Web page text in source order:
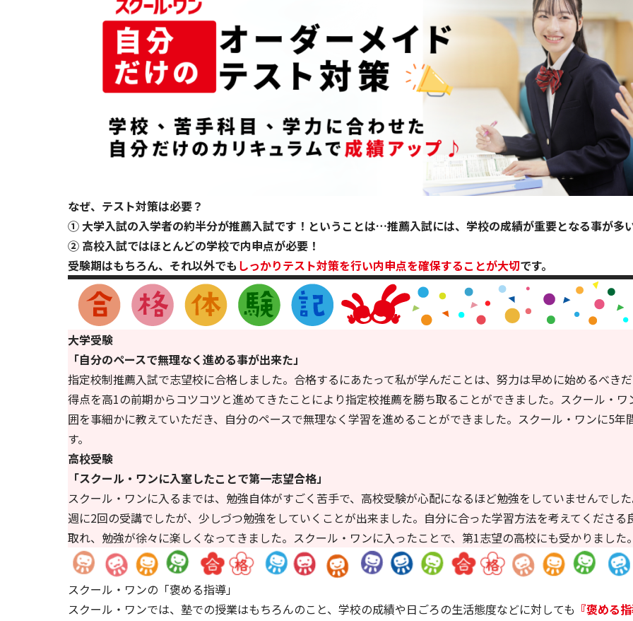
なぜ、テスト対策は必要？
① 大学入試の入学者の約半分が推薦入試です！ということは…推薦入試には、学校の成績が重要となる事が多
② 高校入試ではほとんどの学校で内申点が必要！
受験期はもちろん、それ以外でもしっかりテスト対策を行い内申点を確保することが大切です。
大学受験
「自分のペースで無理なく進める事が出来た」
指定校制推薦入試で志望校に合格しました。合格するにあたって私が学んだことは、努力は早めに始めるべき
得点を高1の前期からコツコツと進めてきたことにより指定校推薦を勝ち取ることができました。スクール・
囲を事細かに教えていただき、自分のペースで無理なく学習を進めることができました。スクール・ワンに5
す。
高校受験
「スクール・ワンに入室したことで第一志望合格」
スクール・ワンに入るまでは、勉強自体がすごく苦手で、高校受験が心配になるほど勉強をしていませんでし
週に2回の受講でしたが、少しづつ勉強をしていくことが出来ました。自分に合った学習方法を考えてくださ
取れ、勉強が徐々に楽しくなってきました。スクール・ワンに入ったことで、第1志望の高校にも受かりまし
スクール・ワンの「褒める指導」
スクール・ワンでは、塾での授業はもちろんのこと、学校の成績や日ごろの生活態度などに対しても 『褒める